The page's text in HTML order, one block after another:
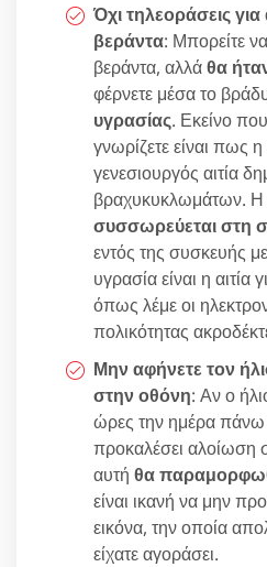
Όχι τηλεοράσεις
βεράντα: Μπορείτε
βεράντα, αλλάθα
φέρνετε μέσα το
υγρασίας. Εκείνο
γνωρίζετε είναι πως η
γενεσιουργός αιτία
βραχυκυκλωμάτων. Η
συσσωρεύεται στη
εντός της συσκευής
υγρασία είναι η αιτία
όπως λέμε οι
πολικότητας
Μην αφήνετε τον
στην οθόνη: Αν ο
ώρες την ημέρα πάνω
προκαλέσει αλοίωση
αυτή θα
είναι ικανή να μην
εικόνα, την οποία
είχατε αγοράσει.